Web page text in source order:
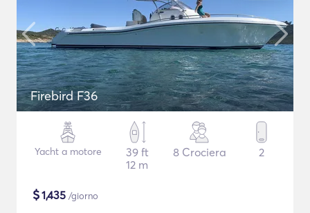
Firebird F36
Yacht a motore
39 ft
12 m
8 Crociera 2
$1,435 /giorno